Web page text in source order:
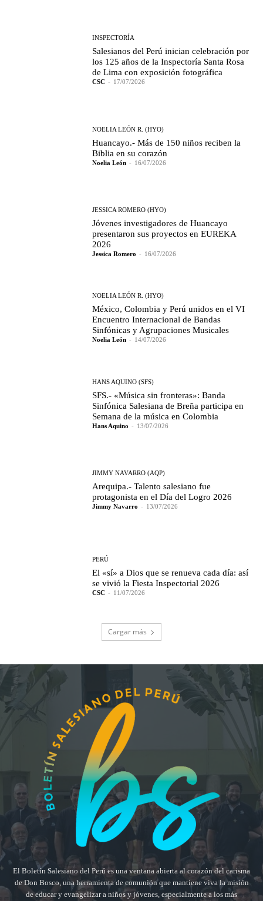
INSPECTORÍA
Salesianos del Perú inician celebración por
los 125 años de la Inspectoría Santa Rosa
de Lima con exposición fotográfica
CSC - 17/07/2026
NOELIA LEÓN R. (HYO)
Huancayo.- Más de 150 niños reciben la
Biblia en su corazón
Noelia León - 16/07/2026
JESSICA ROMERO (HYO)
Jóvenes investigadores de Huancayo
presentaron sus proyectos en EUREKA
2026
Jessica Romero - 16/07/2026
NOELIA LEÓN R. (HYO)
México, Colombia y Perú unidos en el VI
Encuentro Internacional de Bandas
Sinfónicas y Agrupaciones Musicales
Noelia León - 14/07/2026
HANS AQUINO (SFS)
SFS.- «Música sin fronteras»: Banda
Sinfónica Salesiana de Breña participa en
Semana de la música en Colombia
Hans Aquino - 13/07/2026
JIMMY NAVARRO (AQP)
Arequipa.- Talento salesiano fue
protagonista en el Día del Logro 2026
Jimmy Navarro - 13/07/2026
PERÚ
El «sí» a Dios que se renueva cada día: así
se vivió la Fiesta Inspectorial 2026
CSC - 11/07/2026
Cargar más
El Boletín Salesiano del Perú es una ventana abierta al corazón del carisma
de Don Bosco, una herramienta de comunión que mantiene viva la misión
de educar y evangelizar a niños y jóvenes, especialmente a los más